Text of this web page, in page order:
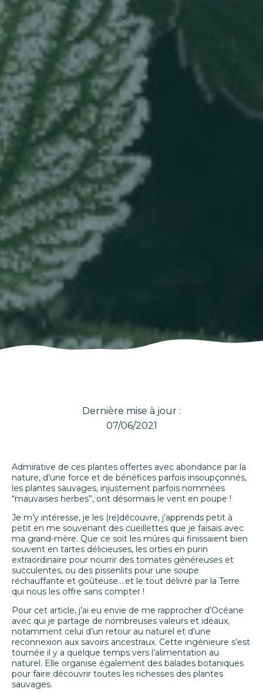
Dernière mise à jour :
07/06/2021
Admirative de ces plantes offertes avec abondance par la
nature, d’une force et de bénéfices parfois insoupçonnés,
les plantes sauvages, injustement parfois nommées
“mauvaises herbes”, ont désormais le vent en poupe !
Je m’y intéresse, je les (re)découvre, j’apprends petit à
petit en me souvenant des cueillettes que je faisais avec
ma grand-mère. Que ce soit les mûres qui finissaient bien
souvent en tartes délicieuses, les orties en purin
extraordinaire pour nourrir des tomates généreuses et
succulentes, ou des pissenlits pour une soupe
réchauffante et goûteuse….et le tout délivré par la Terre
qui nous les offre sans compter !
Pour cet article, j’ai eu envie de me rapprocher d’Océane
avec qui je partage de nombreuses valeurs et idéaux,
notamment celui d’un retour au naturel et d’une
reconnexion aux savoirs ancestraux. Cette ingénieure s’est
tournée il y a quelque temps vers l’alimentation au
naturel. Elle organise également des balades botaniques
pour faire découvrir toutes les richesses des plantes
sauvages.